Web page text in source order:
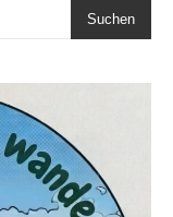
Suchen